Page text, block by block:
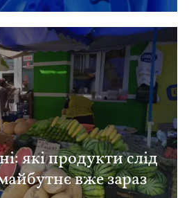
які продукти слід
вже зараз